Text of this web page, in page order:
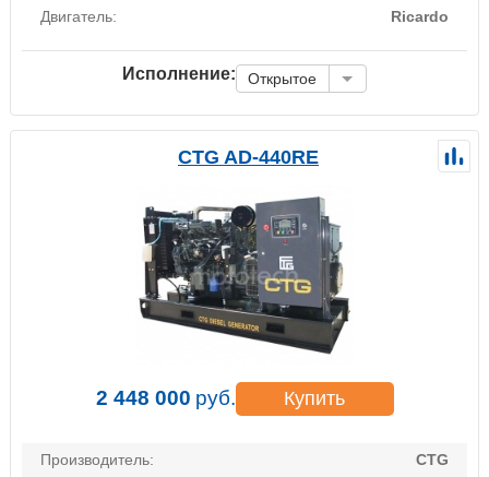
Двигатель: Ricardo
Исполнение: Открытое
CTG AD-440RE
2 448 000 руб. Купить
Производитель:
CTG